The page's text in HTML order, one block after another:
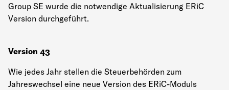
Group SE wurde die notwendige Aktualisierung ERiC
Version durchgeführt.
Version 43
Wie jedes Jahr stellen die Steuerbehörden zum
Jahreswechsel eine neue Version des ERiC-Moduls